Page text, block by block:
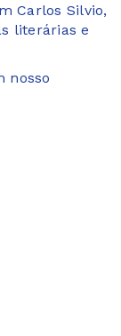
Carlos Silvio,
literárias e
nosso